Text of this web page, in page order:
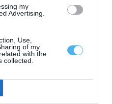
my
Advertising.
Use,
of my
with the
collected.
de 712 mil euros para
lançou o concurso público para